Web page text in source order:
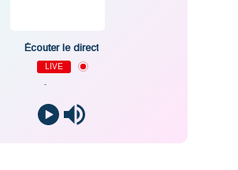
Écouter le direct
LIVE